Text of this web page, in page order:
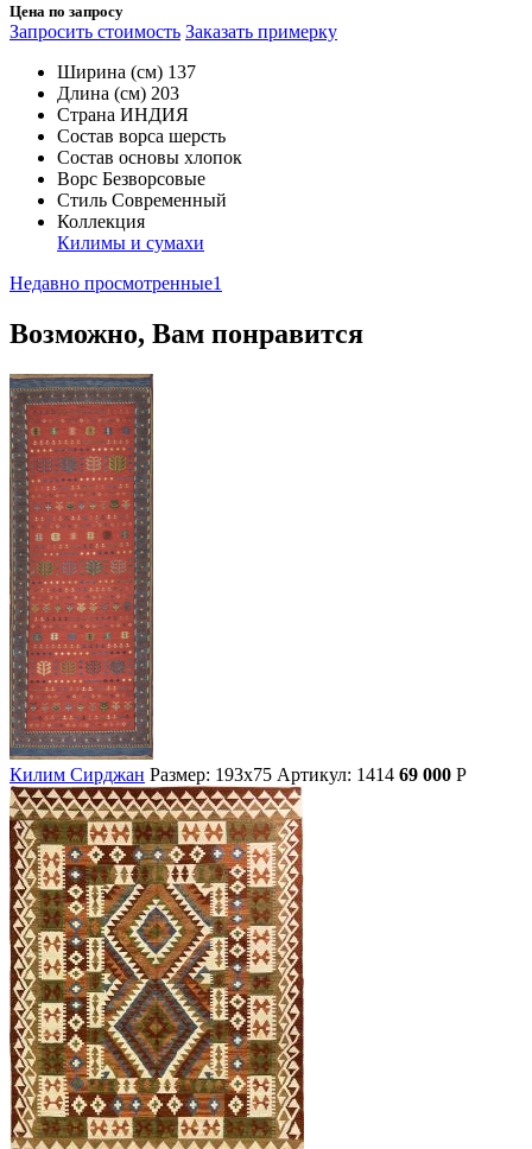
Цена по запросу
Запросить стоимость Заказать примерку
Ширина (см) 137
Длина (см) 203
Страна ИНДИЯ
Состав ворса шерсть
Состав основы хлопок
Ворс Безворсовые
Стиль Современный
Коллекция
Килимы и сумахи
Недавно просмотренные1
Возможно, Вам понравится
Килим Сирджан Размер: 193х75 Артикул: 1414 69 000 Р